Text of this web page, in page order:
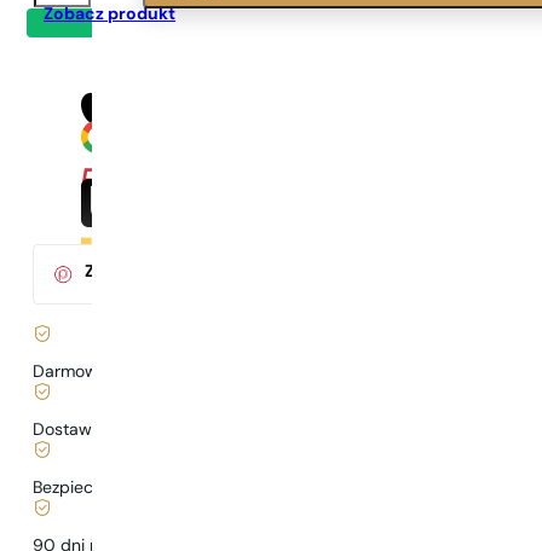
Zobacz produkt
Za zakup tego produktu
Darmowa dostawa już
Dostawa już
Bezpieczne zakupy i płatności
90 dni na